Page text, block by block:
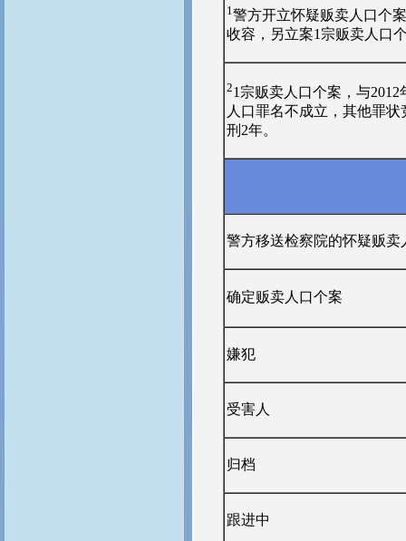
1警方开立怀疑贩卖人口个
收容，另立案1宗贩卖人口
21宗贩卖人口个案，与
人口罪名不成立，其他罪
刑2年。
警方移送检察院的怀疑贩卖
确定贩卖人口个案
嫌犯
受害人
归档
跟进中